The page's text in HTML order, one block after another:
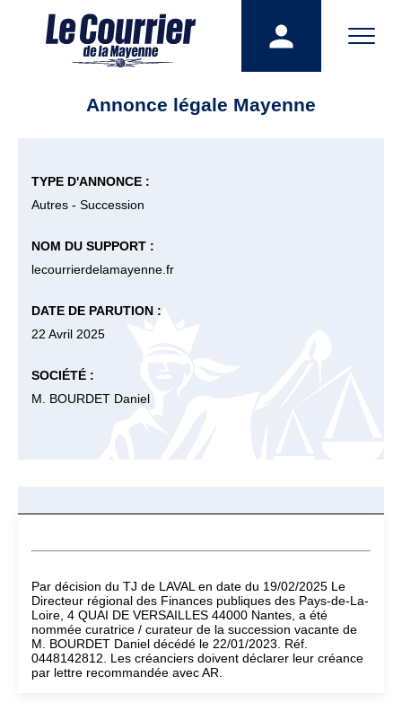
Annonce légale Mayenne
TYPE D'ANNONCE :
Autres - Succession
NOM DU SUPPORT :
lecourrierdelamayenne.fr
DATE DE PARUTION :
22 Avril 2025
SOCIÉTÉ :
M. BOURDET Daniel
Par décision du TJ de LAVAL en date du 19/02/2025 Le
Directeur régional des Finances publiques des Pays-de-La-
Loire, 4 QUAI DE VERSAILLES 44000 Nantes, a été
nommée curatrice / curateur de la succession vacante de
M. BOURDET Daniel décédé le 22/01/2023. Réf.
0448142812. Les créanciers doivent déclarer leur créance
par lettre recommandée avec AR.